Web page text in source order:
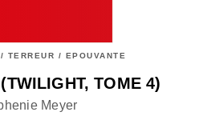
TERREUR / EPOUVANTE
TOME 4)
Meyer